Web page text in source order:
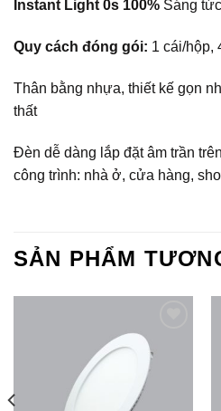
Instant Light 0s 100% Sáng
Quy cách đóng gói: 1 cái/hộp,
Thân bằng nhựa, thiết kế gọn
thất
Đèn dễ dàng lắp đặt âm trần
công trình: nhà ở, cửa hàng,
SẢN PHẨM
Wishlist